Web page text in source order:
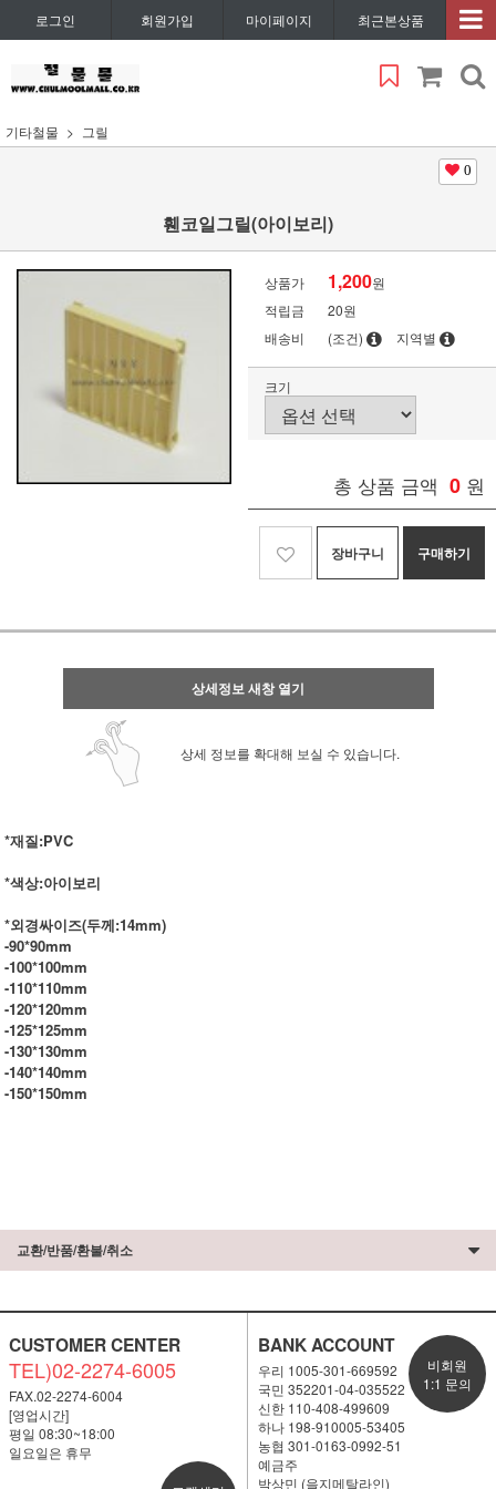
로그인 회원가입 마이페이지 최근본상품
기타철물 그릴
0
휀코일그릴(아이보리)
상품가 1,200원
적립금
20원
배송비
(조건) 지역별
크기
총 상품 금액 0 원
장바구니 구매하기
상세정보 새창 열기
상세 정보를 확대해 보실 수 있습니다.
*재질:PVC
*색상:아이보리
*외경싸이즈(두께:14mm)
-90*90mm
-100*100mm
-110*110mm
-120*120mm
-125*125mm
-130*130mm
-140*140mm
-150*150mm
교환/반품/환불/취소
CUSTOMER CENTER
TEL)02-2274-6005
FAX.02-2274-6004
[영업시간]
평일 08:30~18:00
일요일은 휴무
BANK ACCOUNT
우리 1005-301-669592
국민 352201-04-035522
신한 110-408-499609
하나 198-910005-53405
농협 301-0163-0992-51
예금주
박상민 (을지메탈라인)
비회원
1:1 문의